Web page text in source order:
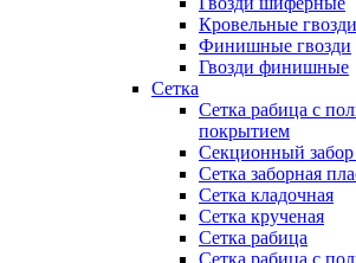
Кровельные гвозди
Финишные гвозди
Гвозди финишные
Сетка
Сетка рабица с
покрытием
Секционный
Сетка заборная
Сетка кладочная
Сетка крученая
Сетка рабица
Сетка рабица с